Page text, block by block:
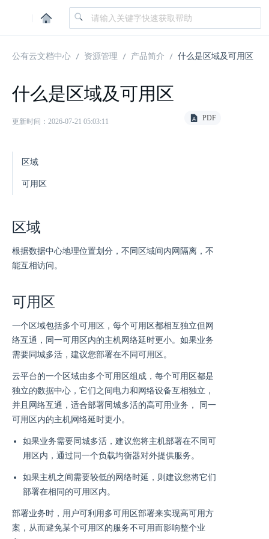
|
公有云文档中心 资源管理 产品简介 什么是区域及可用区
什么是区域及可用区
更新时间：2026-07-21 05:03:11 PDF
区域
可用区
区域
根据数据中心地理位置划分，不同区域间内网隔离，不
能互相访问。
可用区
一个区域包括多个可用区，每个可用区都相互独立但网
络互通，同一可用区内的主机网络延时更小。如果业务
需要同城多活，建议您部署在不同可用区。
云平台的一个区域由多个可用区组成，每个可用区都是
独立的数据中心，它们之间电力和网络设备互相独立，
并且网络互通，适合部署同城多活的高可用业务， 同一
可用区内的主机网络延时更小。
如果业务需要同城多活，建议您将主机部署在不同可
用区内，通过同一个负载均衡器对外提供服务。
如果主机之间需要较低的网络时延，则建议您将它们
部署在相同的可用区内。
部署业务时，用户可利用多可用区部署来实现高可用方
案，从而避免某个可用区的服务不可用而影响整个业